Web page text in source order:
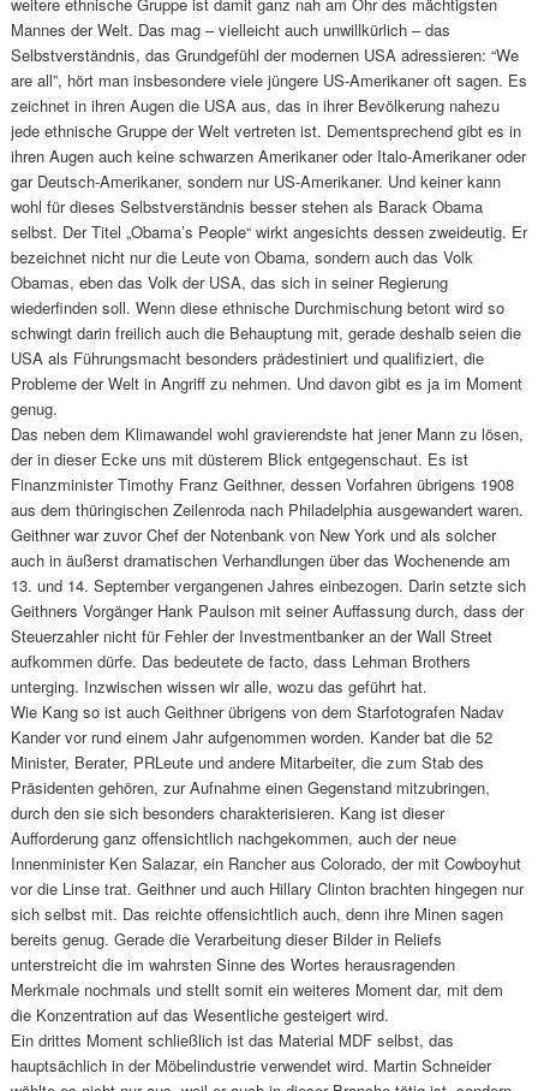
Mannes der Welt. Das mag – vielleicht auch unwillkürlich – das
Selbstverständnis, das Grundgefühl der modernen USA adressieren: “We
are all”, hört man insbesondere viele jüngere US-Amerikaner oft sagen. Es
zeichnet in ihren Augen die USA aus, das in ihrer Bevölkerung nahezu
jede ethnische Gruppe der Welt vertreten ist. Dementsprechend gibt es in
ihren Augen auch keine schwarzen Amerikaner oder Italo-Amerikaner oder
gar Deutsch-Amerikaner, sondern nur US-Amerikaner. Und keiner kann
wohl für dieses Selbstverständnis besser stehen als Barack Obama
selbst. Der Titel „Obama’s People“ wirkt angesichts dessen zweideutig. Er
bezeichnet nicht nur die Leute von Obama, sondern auch das Volk
Obamas, eben das Volk der USA, das sich in seiner Regierung
wiederfinden soll. Wenn diese ethnische Durchmischung betont wird so
schwingt darin freilich auch die Behauptung mit, gerade deshalb seien die
USA als Führungsmacht besonders prädestiniert und qualifiziert, die
Probleme der Welt in Angriff zu nehmen. Und davon gibt es ja im Moment
genug.
Das neben dem Klimawandel wohl gravierendste hat jener Mann zu lösen,
der in dieser Ecke uns mit düsterem Blick entgegenschaut. Es ist
Finanzminister Timothy Franz Geithner, dessen Vorfahren übrigens 1908
aus dem thüringischen Zeilenroda nach Philadelphia ausgewandert waren.
Geithner war zuvor Chef der Notenbank von New York und als solcher
auch in äußerst dramatischen Verhandlungen über das Wochenende am
13. und 14. September vergangenen Jahres einbezogen. Darin setzte sich
Geithners Vorgänger Hank Paulson mit seiner Auffassung durch, dass der
Steuerzahler nicht für Fehler der Investmentbanker an der Wall Street
aufkommen dürfe. Das bedeutete de facto, dass Lehman Brothers
unterging. Inzwischen wissen wir alle, wozu das geführt hat.
Wie Kang so ist auch Geithner übrigens von dem Starfotografen Nadav
Kander vor rund einem Jahr aufgenommen worden. Kander bat die 52
Minister, Berater, PRLeute und andere Mitarbeiter, die zum Stab des
Präsidenten gehören, zur Aufnahme einen Gegenstand mitzubringen,
durch den sie sich besonders charakterisieren. Kang ist dieser
Aufforderung ganz offensichtlich nachgekommen, auch der neue
Innenminister Ken Salazar, ein Rancher aus Colorado, der mit Cowboyhut
vor die Linse trat. Geithner und auch Hillary Clinton brachten hingegen nur
sich selbst mit. Das reichte offensichtlich auch, denn ihre Minen sagen
bereits genug. Gerade die Verarbeitung dieser Bilder in Reliefs
unterstreicht die im wahrsten Sinne des Wortes herausragenden
Merkmale nochmals und stellt somit ein weiteres Moment dar, mit dem
die Konzentration auf das Wesentliche gesteigert wird.
Ein drittes Moment schließlich ist das Material MDF selbst, das
hauptsächlich in der Möbelindustrie verwendet wird. Martin Schneider